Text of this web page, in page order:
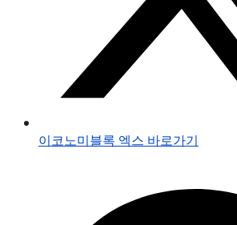
이코노미블록 엑스 바로가기